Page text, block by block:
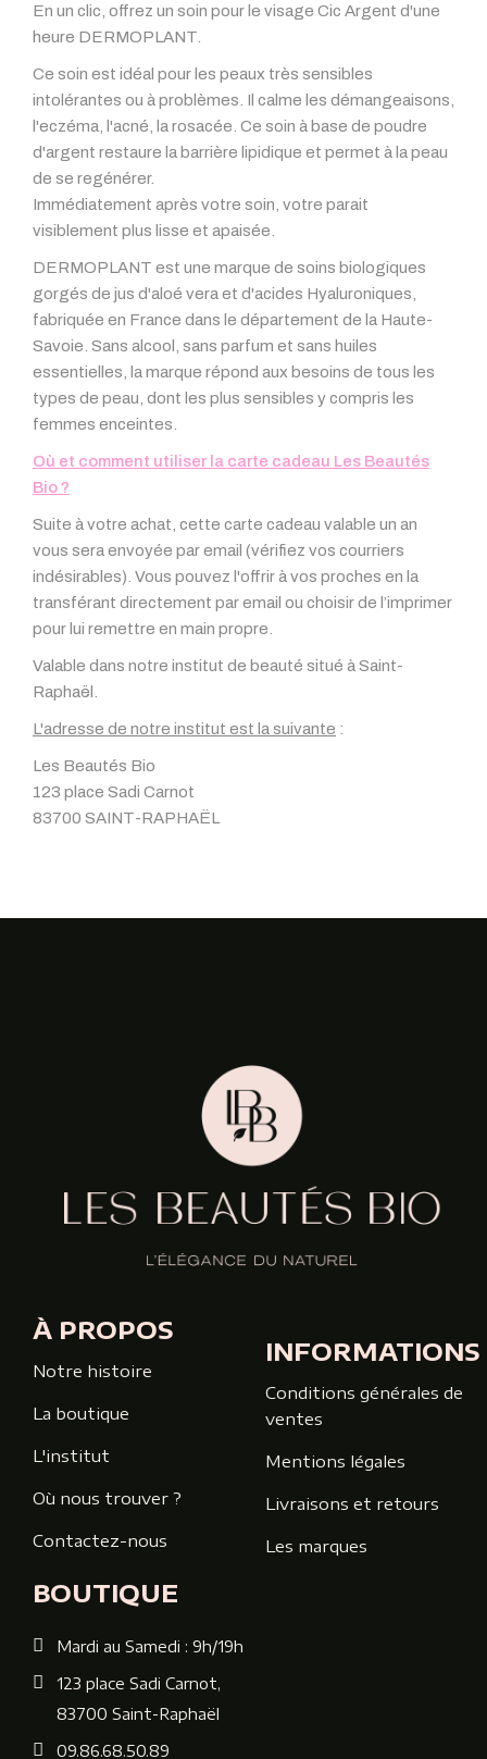
En un clic, offrez un soin pour le visage Cic Argent d'une
heure DERMOPLANT.
Ce soin est idéal pour les peaux très sensibles
intolérantes ou à problèmes. Il calme les démangeaisons,
l'eczéma, l'acné, la rosacée. Ce soin à base de poudre
d'argent restaure la barrière lipidique et permet à la peau
de se regénérer.
Immédiatement après votre soin, votre parait
visiblement plus lisse et apaisée.
DERMOPLANT est une marque de soins biologiques
gorgés de jus d'aloé vera et d'acides Hyaluroniques,
fabriquée en France dans le département de la Haute-
Savoie. Sans alcool, sans parfum et sans huiles
essentielles, la marque répond aux besoins de tous les
types de peau, dont les plus sensibles y compris les
femmes enceintes.
Où et comment utiliser la carte cadeau Les Beautés
Bio ?
Suite à votre achat, cette carte cadeau valable un an
vous sera envoyée par email (vérifiez vos courriers
indésirables). Vous pouvez l'offrir à vos proches en la
transférant directement par email ou choisir de l’imprimer
pour lui remettre en main propre.
Valable dans notre institut de beauté situé à Saint-
Raphaël.
L'adresse de notre institut est la suivante :
Les Beautés Bio
123 place Sadi Carnot
83700 SAINT-RAPHAËL
À PROPOS
Notre histoire
La boutique
L'institut
Où nous trouver ?
Contactez-nous
INFORMATIONS
Conditions générales de
ventes
Mentions légales
Livraisons et retours
Les marques
BOUTIQUE
Mardi au Samedi : 9h/19h
123 place Sadi Carnot,
83700 Saint-Raphaël
09.86.68.50.89